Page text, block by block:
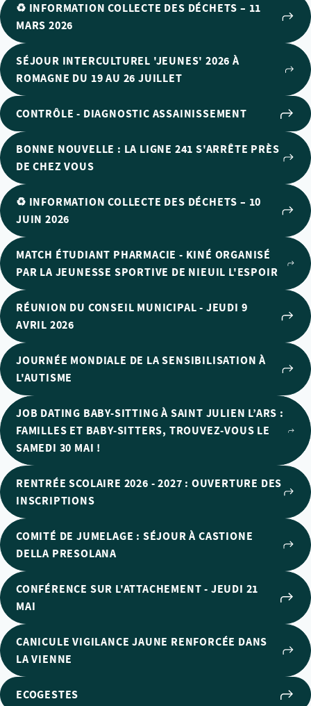
♻️ INFORMATION COLLECTE DES DÉCHETS – 11
MARS 2026
SÉJOUR INTERCULTUREL 'JEUNES' 2026 À
ROMAGNE DU 19 AU 26 JUILLET
CONTRÔLE - DIAGNOSTIC ASSAINISSEMENT
BONNE NOUVELLE : LA LIGNE 241 S'ARRÊTE PRÈS
DE CHEZ VOUS
♻️ INFORMATION COLLECTE DES DÉCHETS – 10
JUIN 2026
MATCH ÉTUDIANT PHARMACIE - KINÉ ORGANISÉ
PAR LA JEUNESSE SPORTIVE DE NIEUIL L'ESPOIR
RÉUNION DU CONSEIL MUNICIPAL - JEUDI 9
AVRIL 2026
JOURNÉE MONDIALE DE LA SENSIBILISATION À
L'AUTISME
JOB DATING BABY-SITTING À SAINT JULIEN L’ARS :
FAMILLES ET BABY-SITTERS, TROUVEZ-VOUS LE
SAMEDI 30 MAI !
RENTRÉE SCOLAIRE 2026 - 2027 : OUVERTURE DES
INSCRIPTIONS
COMITÉ DE JUMELAGE : SÉJOUR À CASTIONE
DELLA PRESOLANA
CONFÉRENCE SUR L'ATTACHEMENT - JEUDI 21
MAI
CANICULE VIGILANCE JAUNE RENFORCÉE DANS
LA VIENNE
ECOGESTES